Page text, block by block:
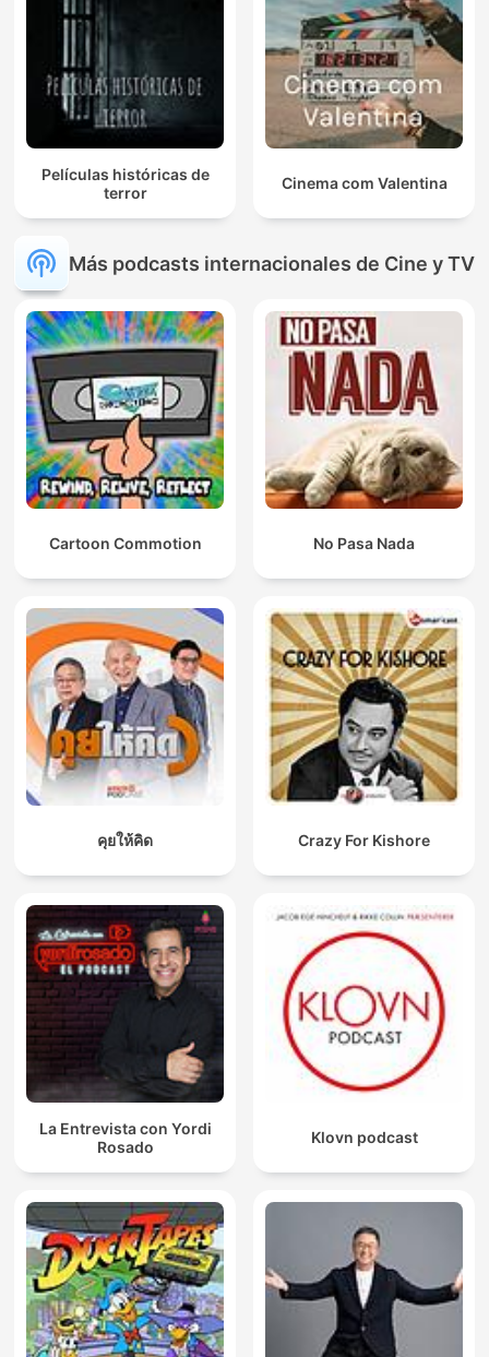
Películas históricas de
terror
Cinema com Valentina
Más podcasts internacionales de Cine y TV
Cartoon Commotion No Pasa Nada
คุยให้คิด Crazy For Kishore
La Entrevista con Yordi
Rosado
Klovn podcast